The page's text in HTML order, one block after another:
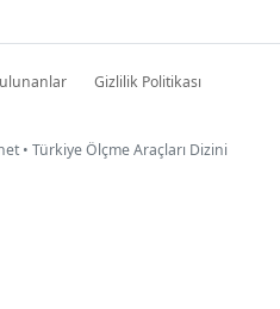
Gizlilik Politikası
• Türkiye Ölçme Araçları Dizini